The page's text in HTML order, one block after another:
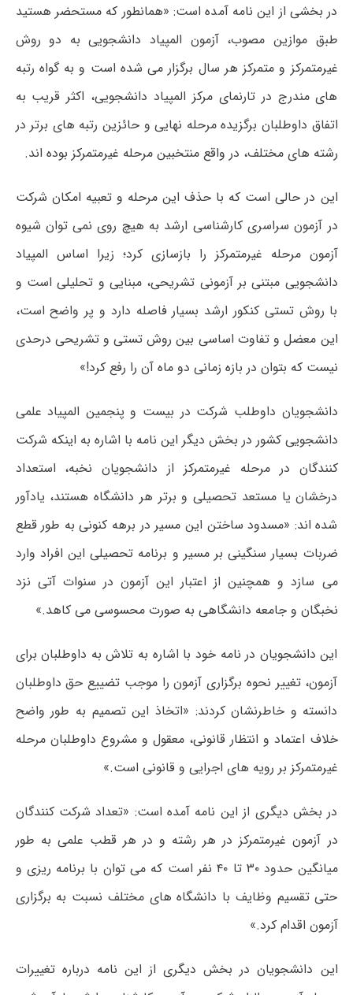
در بخشی از این نامه آمده است: «همانطور که مستحضر هستید
طبق موازین مصوب، آزمون المپیاد دانشجویی به دو روش
غیرمتمرکز و متمرکز هر سال برگزار می شده است و به گواه رتبه
های مندرج در تارنمای مرکز المپیاد دانشجویی، اکثر قریب به
اتفاق داوطلبان برگزیده مرحله نهایی و حائزین رتبه های برتر در
رشته های مختلف، در واقع منتخبین مرحله غیرمتمرکز بوده اند.
این در حالی است که با حذف این مرحله و تعبیه امکان شرکت
در آزمون سراسری کارشناسی ارشد به هیچ روی نمی توان شیوه
آزمون مرحله غیرمتمرکز را بازسازی کرد؛ زیرا اساس المپیاد
دانشجویی مبتنی بر آزمونی تشریحی، مبنایی و تحلیلی است و
با روش تستی کنکور ارشد بسیار فاصله دارد و پر واضح است،
این معضل و تفاوت اساسی بین روش تستی و تشریحی درحدی
نیست که بتوان در بازه زمانی دو ماه آن را رفع کرد!»
دانشجویان داوطلب شرکت در بیست و پنجمین المپیاد علمی
دانشجویی کشور در بخش دیگر این نامه با اشاره به اینکه شرکت
کنندگان در مرحله غیرمتمرکز از دانشجویان نخبه، استعداد
درخشان یا مستعد تحصیلی و برتر هر دانشگاه هستند، یادآور
شده اند: «مسدود ساختن این مسیر در برهه کنونی به طور قطع
ضربات بسیار سنگینی بر مسیر و برنامه تحصیلی این افراد وارد
می سازد و همچنین از اعتبار این آزمون در سنوات آتی نزد
نخبگان و جامعه دانشگاهی به صورت محسوسی می کاهد.»
این دانشجویان در نامه خود با اشاره به تلاش به داوطلبان برای
آزمون، تغییر نحوه برگزاری آزمون را موجب تضییع حق داوطلبان
دانسته و خاطرنشان کردند: «اتخاذ این تصمیم به طور واضح
خلاف اعتماد و انتظار قانونی، معقول و مشروع داوطلبان مرحله
غیرمتمرکز بر رویه های اجرایی و قانونی است.»
در بخش دیگری از این نامه آمده است: «تعداد شرکت کنندگان
در آزمون غیرمتمرکز در هر رشته و در هر قطب علمی به طور
میانگین حدود ۳۰ تا ۴۰ نفر است که می توان با برنامه ریزی و
حتی تقسیم وظایف با دانشگاه های مختلف نسبت به برگزاری
آزمون اقدام کرد.»
این دانشجویان در بخش دیگری از این نامه درباره تغییرات